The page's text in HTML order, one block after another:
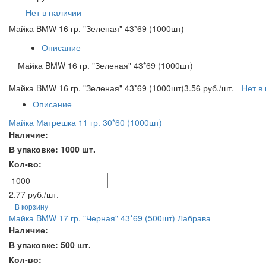
Нет в наличии
Майка BMW 16 гр. "Зеленая" 43*69 (1000шт)
Описание
Майка BMW 16 гр. "Зеленая" 43*69 (1000шт)
Майка BMW 16 гр. "Зеленая" 43*69 (1000шт)3.56 руб./шт.
Нет в
Описание
Майка Матрешка 11 гр. 30*60 (1000шт)
Наличие:
В упаковке: 1000 шт.
Кол-во:
2.77 руб./шт.
В корзину
Майка BMW 17 гр. "Черная" 43*69 (500шт) Лабрава
Наличие:
В упаковке: 500 шт.
Кол-во: